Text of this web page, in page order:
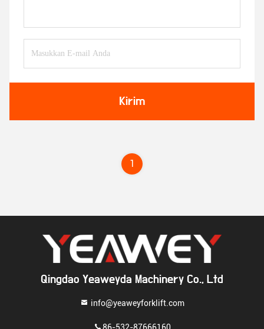
Kirim
1
Qingdao Yeaweyda Machinery Co., Ltd
info@yeaweyforklift.com
86-532-87666160